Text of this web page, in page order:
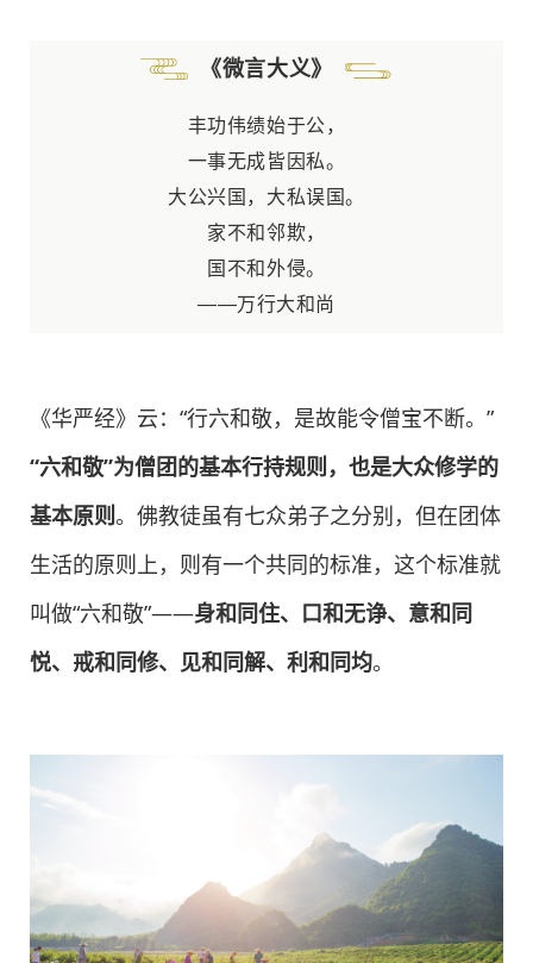
《微言大义》
丰功伟绩始于公，
一事无成皆因私。
大公兴国， 大私误国。
家不和邻欺，
国不和外侵。
——万行大和尚
《华严经》云：“行六和敬，是故能令僧宝不断。”
“六和敬”为僧团的基本行持规则，也是大众修学的
基本原则。佛教徒虽有七众弟子之分别，但在团体
生活的原则上，则有一个共同的标准，这个标准就
叫做“六和敬”——身和同住、口和无诤、意和同
悦、戒和同修、见和同解、利和同均。